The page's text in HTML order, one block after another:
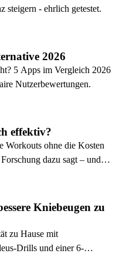
steigern - ehrlich getestet.
2026
5 Apps im Vergleich 2026
Nutzerbewertungen.
effektiv?
Workouts ohne die Kosten
dazu sagt – und
Kniebeugen zu
zu Hause mit
Drills und einer 6-